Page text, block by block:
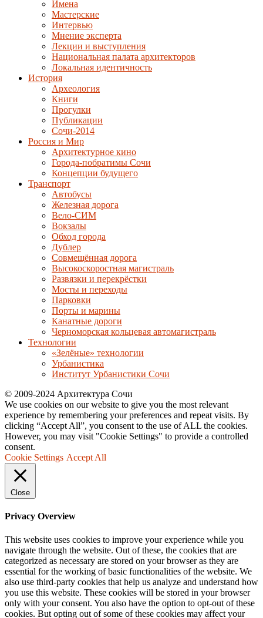
Имена
Мастерские
Интервью
Мнение эксперта
Лекции и выступления
Национальная палата архитекторов
Локальная идентичность
История
Археология
Книги
Прогулки
Публикации
Сочи-2014
Россия и Мир
Архитектурное кино
Города-побратимы Сочи
Концепции будущего
Транспорт
Автобусы
Железная дорога
Вело-СИМ
Вокзалы
Обход города
Дублер
Совмещённая дорога
Высокоскоростная магистраль
Развязки и перекрёстки
Мосты и переходы
Парковки
Порты и марины
Канатные дороги
Черноморская кольцевая автомагистраль
Технологии
«Зелёные» технологии
Урбанистика
Институт Урбанистики Сочи
© 2009-2024 Архитектура Сочи
We use cookies on our website to give you the most relevant
experience by remembering your preferences and repeat visits. By
clicking “Accept All”, you consent to the use of ALL the cookies.
However, you may visit "Cookie Settings" to provide a controlled
consent.
Cookie Settings Accept All
Close
Privacy Overview
This website uses cookies to improve your experience while you
navigate through the website. Out of these, the cookies that are
categorized as necessary are stored on your browser as they are
essential for the working of basic functionalities of the website. We
also use third-party cookies that help us analyze and understand how
you use this website. These cookies will be stored in your browser
only with your consent. You also have the option to opt-out of these
cookies. But opting out of some of these cookies may affect your